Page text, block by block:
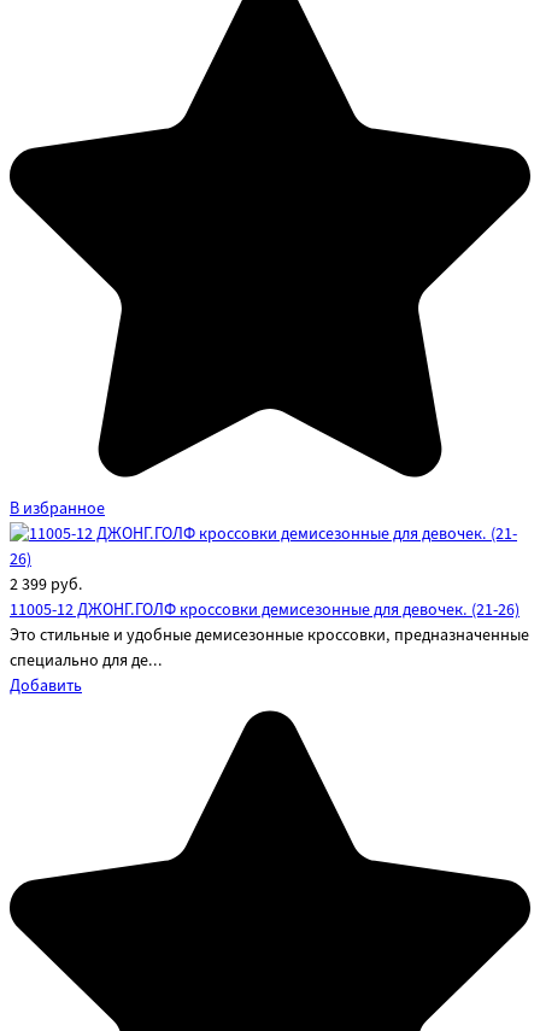
В избранное
2 399 руб.
11005-12 ДЖОНГ.ГОЛФ кроссовки демисезонные для девочек. (21-26)
Это стильные и удобные демисезонные кроссовки, предназначенные
специально для де...
Добавить